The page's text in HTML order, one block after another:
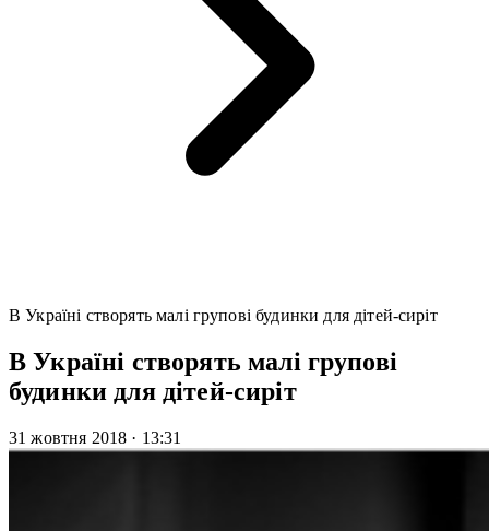
В Україні створять малі групові будинки для дітей-сиріт
В Україні створять малі групові
будинки для дітей-сиріт
31 жовтня 2018 · 13:31